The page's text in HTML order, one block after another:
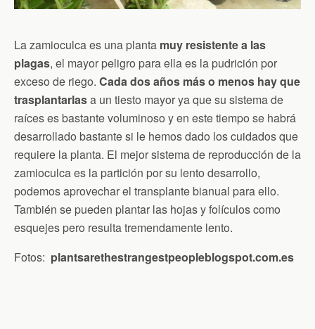
La zamioculca es una planta muy resistente a las
plagas, el mayor peligro para ella es la pudrición por
exceso de riego. Cada dos años más o menos hay que
trasplantarlasa un tiesto mayor ya que su sistema de
raíces es bastante voluminoso y en este tiempo se habrá
desarrollado bastante si le hemos dado los cuidados que
requiere la planta. El mejor sistema de reproducción de la
zamioculca es la partición por su lento desarrollo,
podemos aprovechar el transplante bianual para ello.
También se pueden plantar las hojas y folículos como
esquejes pero resulta tremendamente lento.
Fotos: plantsarethestrangestpeopleblogspot.com.es